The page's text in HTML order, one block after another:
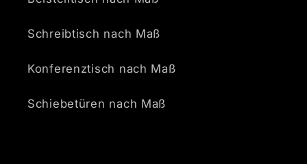
Schreibtisch nach Maß
Konferenztisch nach Maß
Schiebetüren nach Maß